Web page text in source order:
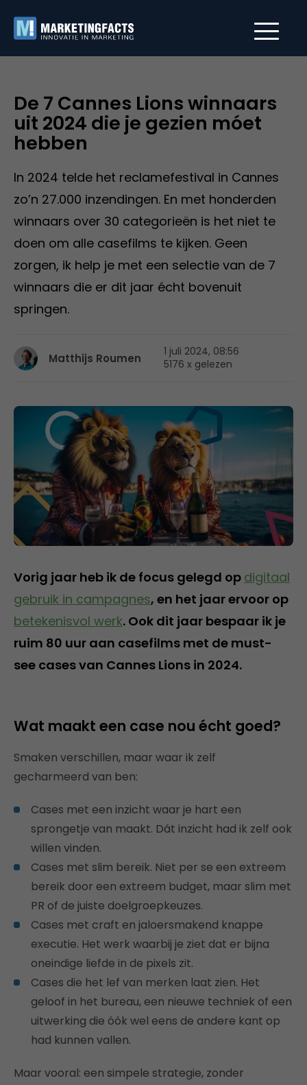
De 7 Cannes Lions winnaars
uit 2024 die je gezien móet
hebben
In 2024 telde het reclamefestival in Cannes
zo’n 27.000 inzendingen. En met honderden
winnaars over 30 categorieën is het niet te
doen om alle casefilms te kijken. Geen
zorgen, ik help je met een selectie van de 7
winnaars die er dit jaar écht bovenuit
springen.
Matthijs Roumen
1 juli 2024, 08:56
5176 x gelezen
Vorig jaar heb ik de focus gelegd op digitaal
gebruik in campagnes, en het jaar ervoor op
betekenisvol werk. Ook dit jaar bespaar ik je
ruim 80 uur aan casefilms met de must-
see cases van Cannes Lions in 2024.
Wat maakt een case nou écht goed?
Smaken verschillen, maar waar ik zelf
gecharmeerd van ben:
Cases met een inzicht waar je hart een
sprongetje van maakt. Dát inzicht had ik zelf ook
willen vinden.
Cases met slim bereik. Niet per se een extreem
bereik door een extreem budget, maar slim met
PR of de juiste doelgroepkeuzes.
Cases met craft en jaloersmakend knappe
executie. Het werk waarbij je ziet dat er bijna
oneindige liefde in de pixels zit.
Cases die het lef van merken laat zien. Het
geloof in het bureau, een nieuwe techniek of een
uitwerking die óók wel eens de andere kant op
had kunnen vallen.
Maar vooral: een simpele strategie, zonder